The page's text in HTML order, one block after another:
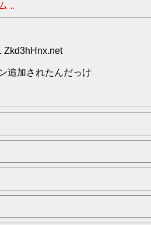
..
Zkd3hHnx.net
追加されたんだっけ